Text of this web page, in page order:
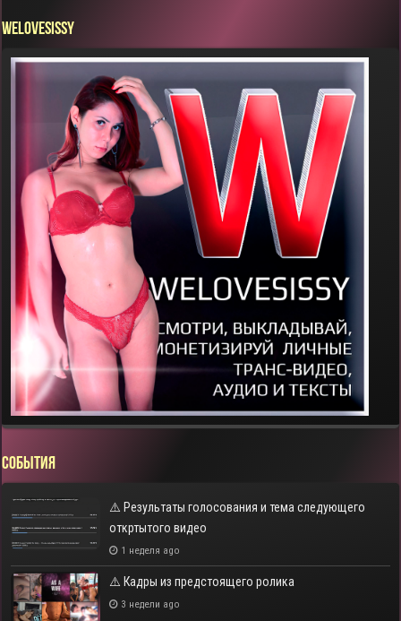
WELOVESISSY
СОБЫТИЯ
⚠️ Результаты голосования и тема следующего
откртытого видео
1 неделя ago
⚠️ Кадры из предстоящего ролика
3 недели ago